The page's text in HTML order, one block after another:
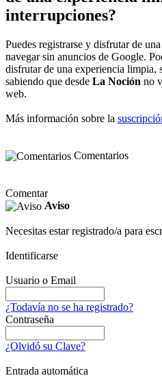
interrupciones?
Puedes registrarse y disfrutar de una
navegar sin anuncios de Google.
disfrutar de una experiencia limpia,
sabiendo que desde La Noción no
web.
Más información sobre la
Comentarios
Comentar
Aviso
Necesitas estar registrado/a para
Identificarse
Usuario o Email
¿Todavía no se ha registrado?
Contraseña
¿Olvidó su Clave?
Entrada automática